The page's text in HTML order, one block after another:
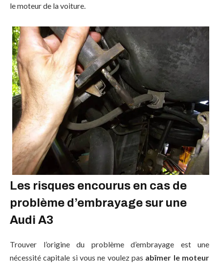
le moteur de la voiture.
Les risques encourus en cas de
problème d’embrayage sur une
Audi A3
Trouver l’origine du problème d’embrayage est une
nécessité capitale si vous ne voulez pas abîmer le moteur